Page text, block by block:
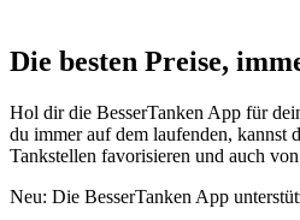
Die besten Preise,
Hol dir die BesserTanken App für
du immer auf dem laufenden, kannst
Tankstellen favorisieren und auch
Neu: Die BesserTanken App